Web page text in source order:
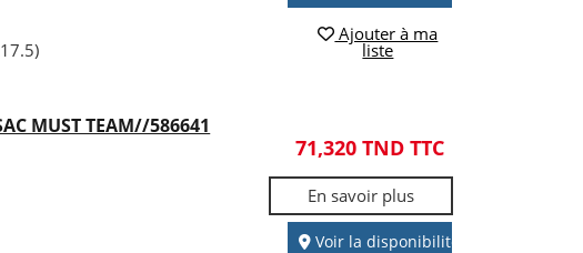
Ajouter à ma
liste
MUST TEAM//586641
71,320 TND TTC
En savoir plus
Voir la disponibilité